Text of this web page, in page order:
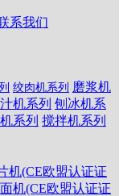
系我们
绞肉机系列 磨浆机
机系列 刨冰机系
系列 搅拌机系列
机(CE欧盟认证证
机(CE欧盟认证证